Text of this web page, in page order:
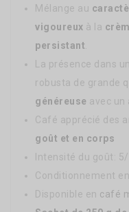
Mélange au
vigoureux à la
persistant
La présence dans
robusta de grande
généreuse avec un
Café apprécié des
goût et en corps
Intensité du goût:
Conditionnement
Disponible en café